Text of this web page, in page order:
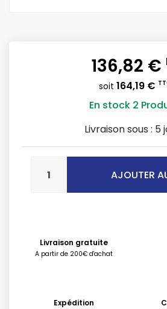
136,82 €
soit 164,19 €
En stock 2
Livraison sous : 5
AJOUTER
Livraison gratuite
A partir de 200€ d'achat
Expédition